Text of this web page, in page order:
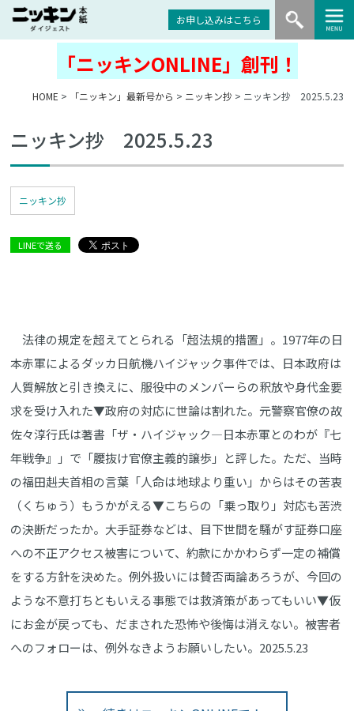
お申し込みはこちら
「ニッキンONLINE」創刊！
HOME > 「ニッキン」最新号から > ニッキン抄 > ニッキン抄 2025.5.23
ニッキン抄 2025.5.23
ニッキン抄
LINEで送る
法律の規定を超えてとられる「超法規的措置」。1977年の日
本赤軍によるダッカ日航機ハイジャック事件では、日本政府は
人質解放と引き換えに、服役中のメンバーらの釈放や身代金要
求を受け入れた▼政府の対応に世論は割れた。元警察官僚の故
佐々淳行氏は著書「ザ・ハイジャック―日本赤軍とのわが『七
年戦争』」で「腰抜け官僚主義的譲歩」と評した。ただ、当時
の福田赳夫首相の言葉「人命は地球より重い」からはその苦衷
（くちゅう）もうかがえる▼こちらの「乗っ取り」対応も苦渋
の決断だったか。大手証券などは、目下世間を騒がす証券口座
への不正アクセス被害について、約款にかかわらず一定の補償
をする方針を決めた。例外扱いには賛否両論あろうが、今回の
ような不意打ちともいえる事態では救済策があってもいい▼仮
にお金が戻っても、だまされた恐怖や後悔は消えない。被害者
へのフォローは、例外なきようお願いしたい。2025.5.23